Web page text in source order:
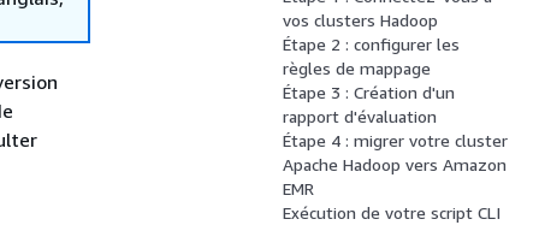
vos clusters Hadoop
Étape 2 : configurer les
règles de mappage
Étape 3 : Création d'un
rapport d'évaluation
Étape 4 : migrer votre cluster
Apache Hadoop vers Amazon
EMR
Exécution de votre script CLI